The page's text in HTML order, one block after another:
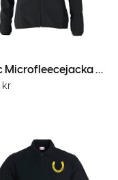
Basic Microfleecejacka Dam Svart
kr